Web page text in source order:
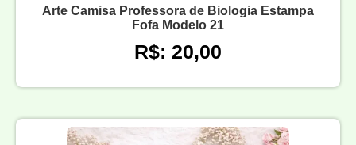
Arte Camisa Professora de Biologia Estampa
Fofa Modelo 21
R$: 20,00